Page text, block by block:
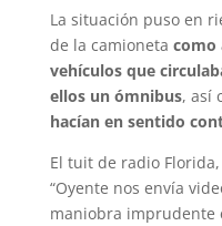
La situación puso en
de la camioneta como
vehículos que
ellos un ómnibus, así
hacían en sentido
El tuit de radio
“Oyente nos envía
maniobra imprudente